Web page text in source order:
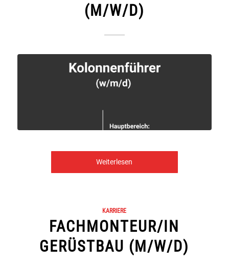
(M/W/D)
Weiterlesen
KARRIERE
FACHMONTEUR/IN
GERÜSTBAU (M/W/D)